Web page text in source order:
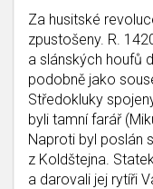
Za husitské
zpustošeny. R.
a slánských houfů
podobně jako
Středokluky
byli tamní farář
Naproti byl poslán
z Koldštejna.
a darovali jej rytíři